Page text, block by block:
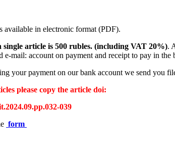
available in electronic format (PDF).
single article is 500 rubles. (including VAT 20%).
e-mail: account on payment and receipt to pay in the
your payment on our bank account we send you
please copy the article doi:
039
form